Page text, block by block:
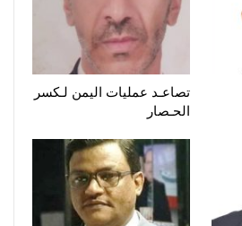
تصاعـد عمليات اليمن لـكسر
الحـصار